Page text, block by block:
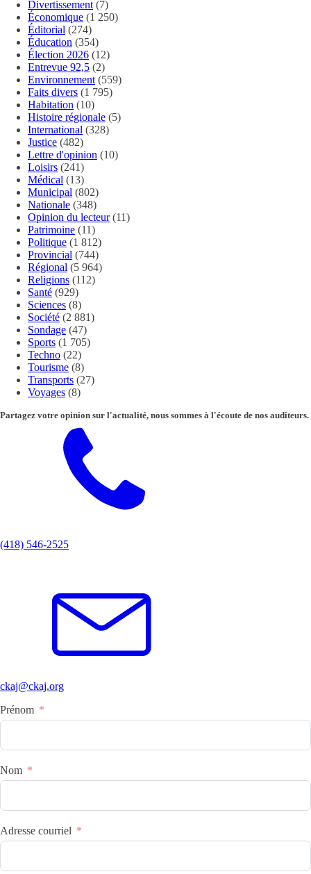
Divertissement (7)
Économique (1 250)
Éditorial (274)
Éducation (354)
Élection 2026 (12)
Entrevue 92,5 (2)
Environnement (559)
Faits divers (1 795)
Habitation (10)
Histoire régionale (5)
International (328)
Justice (482)
Lettre d'opinion (10)
Loisirs (241)
Médical (13)
Municipal (802)
Nationale (348)
Opinion du lecteur(11)
Patrimoine (11)
Politique (1 812)
Provincial (744)
Régional (5 964)
Religions (112)
Santé (929)
Sciences (8)
Société (2 881)
Sondage (47)
Sports (1 705)
Techno (22)
Tourisme (8)
Transports (27)
Voyages (8)
Partagez votre opinion sur l'actualité, nous sommes à l'écoute de nos auditeurs.
(418) 546-2525
ckaj@ckaj.org
Prénom
Nom
Adresse courriel